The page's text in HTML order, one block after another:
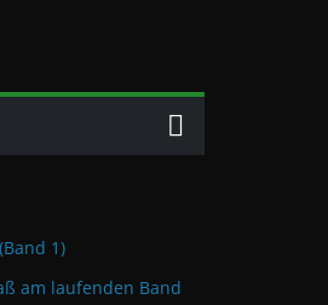
1)
am laufenden Band